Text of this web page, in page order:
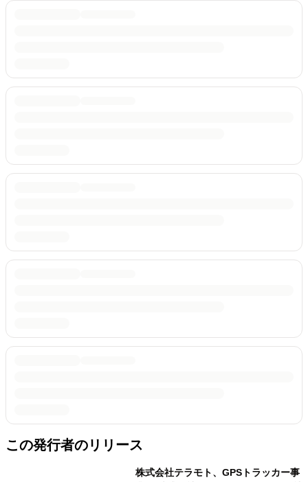
この発行者のリリース
株式会社テラモト、GPSトラッカー事